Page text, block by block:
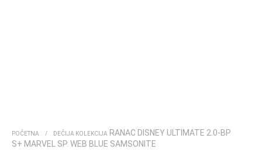
POČETNA / DEČIJA KOLEKCIJA RANAC DISNEY ULTIMATE 2.0-BP
S+ MARVEL SP. WEB BLUE SAMSONITE